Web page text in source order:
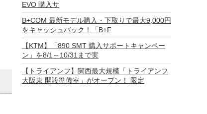
EVO 購入サ
B+COM 最新モデル購入・下取りで最大9,000円
をキャッシュバック！「B+F
【KTM】「890 SMT 購入サポートキャンペー
ン」を8/1～10/31まで実
【トライアンフ】関西最大規模「トライアンフ
大阪東 開設準備室」がオープン！ 限定